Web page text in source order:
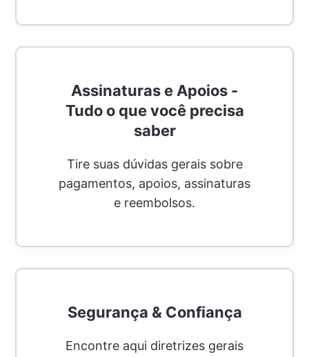
Assinaturas e Apoios -
Tudo o que você precisa
saber
Tire suas dúvidas gerais sobre
pagamentos, apoios, assinaturas
e reembolsos.
Segurança & Confiança
Encontre aqui diretrizes gerais